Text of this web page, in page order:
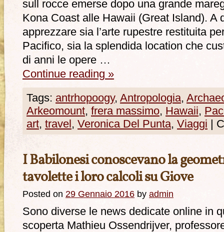
sull rocce emerse dopo una grande
Kona Coast alle Hawaii (Great Island). A
apprezzare sia l’arte rupestre restituita
Pacifico, sia la splendida location che
di anni le opere …
Continue reading »
Tags: antrhopoogy, Antropologia,
Arkeomount, frera massimo, Hawaii,
art, travel , Veronica Del Punta, Viaggi
I Babilonesi conoscevano la
tavolette i loro calcoli su Giove
Posted on 29 Gennaio 2016 by admin
Sono diverse le news dedicate online in
scoperta Mathieu Ossendrijver,